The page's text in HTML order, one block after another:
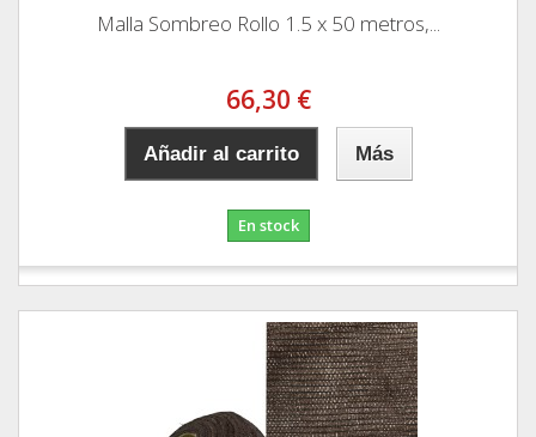
Malla Sombreo Rollo 1.5 x 50 metros,...
66,30 €
Añadir al carrito Más
En stock